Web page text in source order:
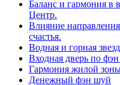
Баланс и гармония в
Центр.
Влияние
счастья.
Водная и горная
Входная дверь по
Гармония жилой
Денежный фэн шуй